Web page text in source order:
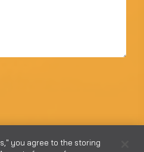
you agree to the storing